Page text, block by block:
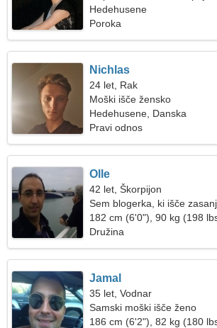
Hedehusene
Poroka
Nichlas
24 let, Rak
Moški išče žensko
Hedehusene, Danska
Pravi odnos
Olle
42 let, Škorpijon
Sem blogerka, ki išče
182 cm (6'0"), 90 kg (198
Družina
Jamal
35 let, Vodnar
Samski moški išče ženo
186 cm (6'2"), 82 kg (180